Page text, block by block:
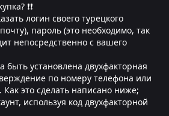
❗❗
логин своего турецкого
пароль (это необходимо, так
непосредственно с вашего
быть установлена двухфакторная
по номеру телефона или
это сделать написано ниже;
используя код двухфакторной